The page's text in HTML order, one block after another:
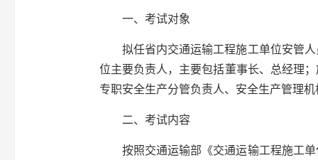
一、考试对象
拟任省内交通运输工程施工单位安管
位主要负责人，主要包括董事长、总经理
专职安全生产分管负责人、安全生产管理
二、考试内容
按照交通运输部《交通运输工程施工